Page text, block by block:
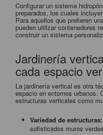
Configurar un sistema
preparados, los cuales
Para aquellos que prefieren
pueden utilizar contenedores
construir un sistema
Jardinería
cada espacio
La jardinería vertical es otra
espacio en entornos urbanos.
estructuras verticales como
Variedad de estructuras:
sofisticados muros